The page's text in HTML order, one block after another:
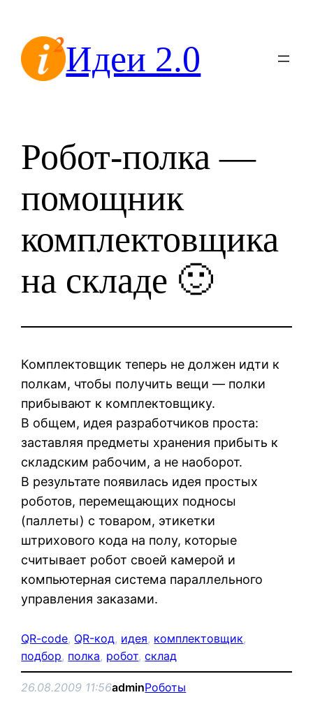
содержимомуИдеи 2.0
Робот-полка —
помощник
комплектовщика
на складе 🙂
Комплектовщик теперь не должен идти к
полкам, чтобы получить вещи — полки
прибывают к комплектовщику.
В общем, идея разработчиков проста:
заставляя предметы хранения прибыть к
складским рабочим, а не наоборот.
В результате появилась идея простых
роботов, перемещающих подносы
(паллеты) с товаром, этикетки
штрихового кода на полу, которые
считывает робот своей камерой и
компьютерная система параллельного
управления заказами.
QR-code, QR-код, идея, комплектовщик
подбор, полка, робот, склад
26.08.2009 11:56adminРоботы